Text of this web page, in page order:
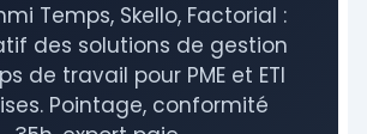
Temps, Skello, Factorial :
des solutions de gestion
de travail pour PME et ETI
Pointage, conformité